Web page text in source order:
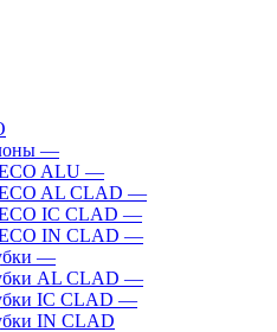
—
ALU —
AL CLAD —
IC CLAD —
IN CLAD —
—
AL CLAD —
IC CLAD —
IN CLAD